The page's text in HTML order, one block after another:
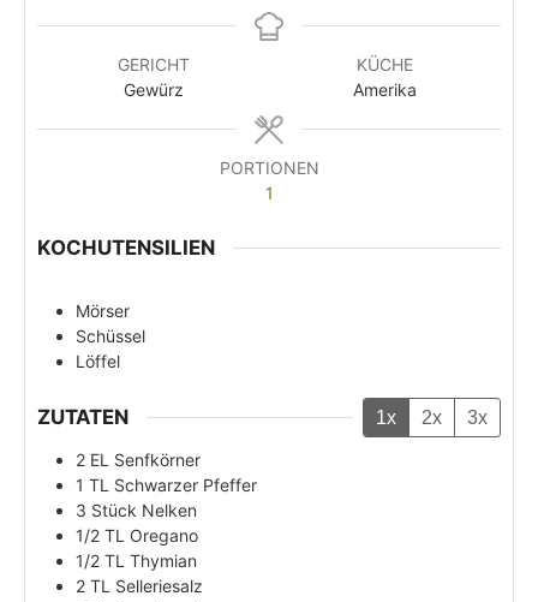
GERICHT
Gewürz
KÜCHE
Amerika
PORTIONEN
1
KOCHUTENSILIEN
Mörser
Schüssel
Löffel
ZUTATEN 1x 2x 3x
2 EL Senfkörner
1 TL Schwarzer Pfeffer
3 Stück Nelken
1/2 TL Oregano
1/2 TL Thymian
2 TL Selleriesalz